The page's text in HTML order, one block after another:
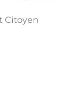
Citoyen